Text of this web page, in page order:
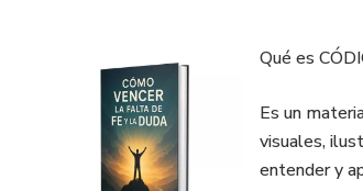
Qué es
Es un
visuales,
entender y